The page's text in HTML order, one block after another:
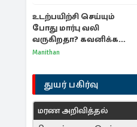
உடற்பயிற்சி செய்யும்
போது மார்பு வலி
வருகிறதா? கவனிக்க
வேண்டிய எச்சரிக்கை
Manithan
துயர் பகிர்வு
மரண அறிவித்தல்